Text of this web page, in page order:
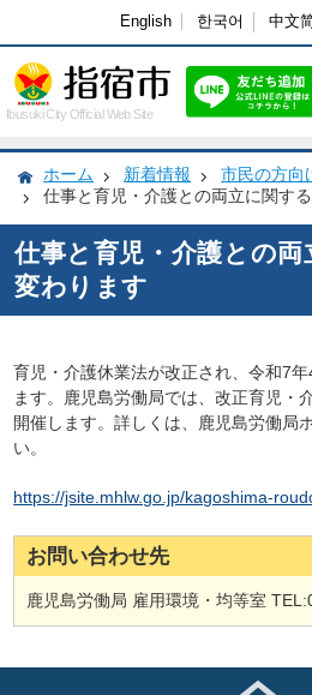
English 한국어 中文
Ibusuki City Official Web Site
ホーム 新着情報
市民の方向
仕事と育児・介護との両立に関す
仕事と育児・介護との
変わります
育児・介護休業法が改正され、令和7
ます。鹿児島労働局では、改正育児・
開催します。詳しくは、鹿児島労働局
い。
https://jsite.mhlw.go.jp/kagoshima-
お問い合わせ先
鹿児島労働局 雇用環境・均等室